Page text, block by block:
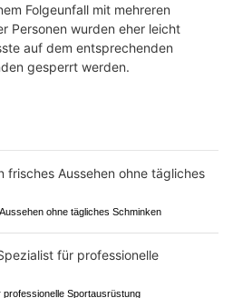
Folgeunfall mit mehreren
Personen wurden eher leicht
auf dem entsprechenden
gesperrt werden.
ohne tägliches Schminken
Sportausrüstung